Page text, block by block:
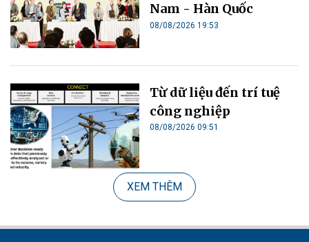
Nam - Hàn Quốc
08/08/2026 19:53
Từ dữ liệu đến trí tuệ
công nghiệp
08/08/2026 09:51
XEM THÊM